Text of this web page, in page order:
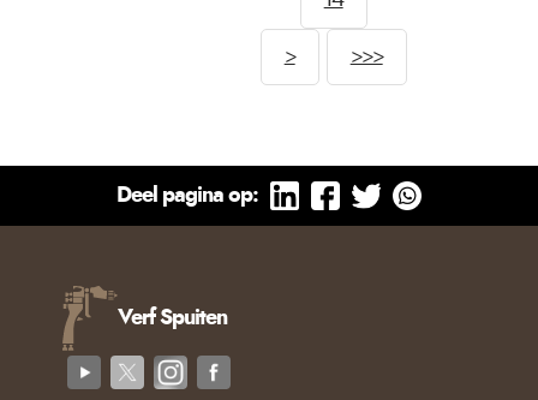
verfsysteem
> >>>
Deel pagina op:
Verf Spuiten